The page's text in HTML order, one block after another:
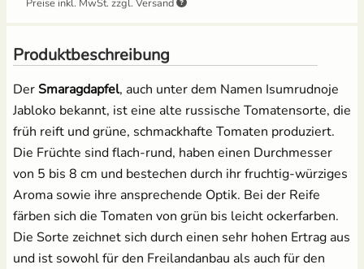
Tomatenschere zum
Ausgeizen, Beschneiden
& Ernten
10,49 €
UVP14,95 €
Erdtopfpresse für
Hobbygärtner & Profis
7,69 €UVP 8,29 €
Grow-Set groß -
Profigärtner
21,95 €
[Kunststoff] &
Pikierstab aus Holz
13,99 €
Preise inkl. MwSt. zzgl. Versand
Produktbeschreibung
Der Smaragdapfel, auch unter dem Namen Isumrudnoje
Jabloko bekannt, ist eine alte russische Tomatensorte, die
früh reift und grüne, schmackhafte Tomaten produziert.
Die Früchte sind flach-rund, haben einen Durchmesser
von 5 bis 8 cm und bestechen durch ihr fruchtig-würziges
Aroma sowie ihre ansprechende Optik. Bei der Reife
färben sich die Tomaten von grün bis leicht ockerfarben.
Die Sorte zeichnet sich durch einen sehr hohen Ertrag aus
und ist sowohl für den Freilandanbau als auch für den
Spinat
Tomaten
Zuckermais
Zuckerschoten